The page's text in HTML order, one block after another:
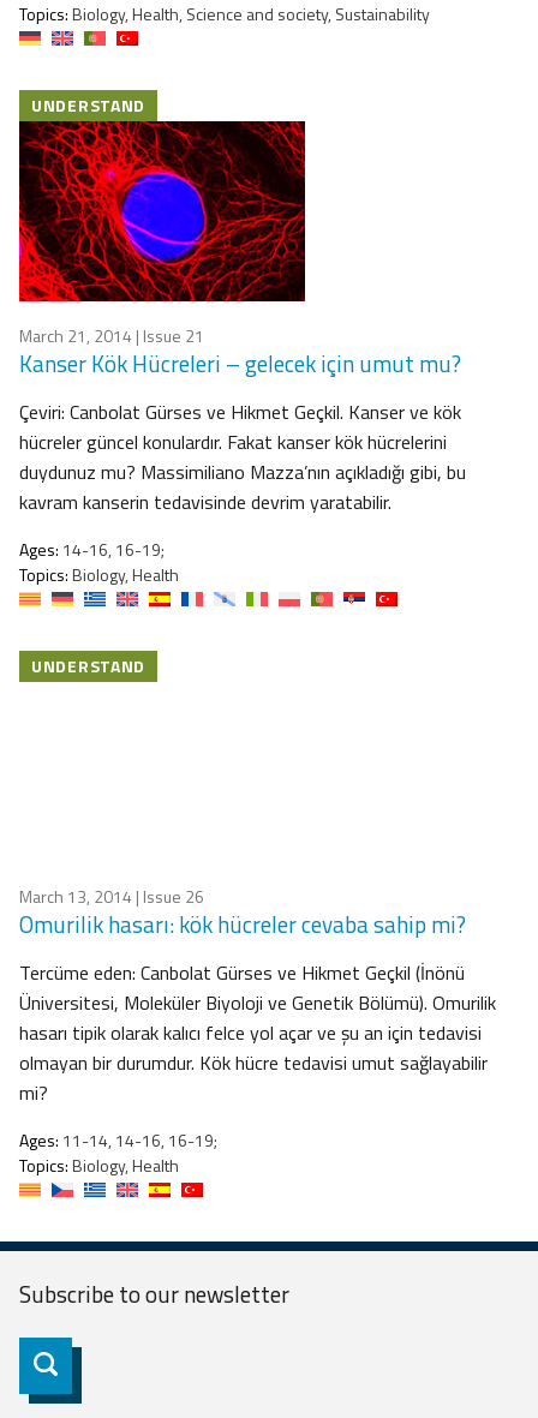
Topics:Biology, Health, Science and society, Sustainability
UNDERSTAND
March 21, 2014 | Issue 21
Kanser Kök Hücreleri – gelecek için umut mu?
Çeviri: Canbolat Gürses ve Hikmet Geçkil. Kanser ve kök
hücreler güncel konulardır. Fakat kanser kök hücrelerini
duydunuz mu? Massimiliano Mazza’nın açıkladığı gibi, bu
kavram kanserin tedavisinde devrim yaratabilir.
Ages: 14-16, 16-19;
Topics:Biology, Health
UNDERSTAND
March 13, 2014 | Issue 26
Omurilik hasarı: kök hücreler cevaba sahip mi?
Tercüme eden: Canbolat Gürses ve Hikmet Geçkil (İnönü
Üniversitesi, Moleküler Biyoloji ve Genetik Bölümü). Omurilik
hasarı tipik olarak kalıcı felce yol açar ve şu an için tedavisi
olmayan bir durumdur. Kök hücre tedavisi umut sağlayabilir
mi?
Ages: 11-14, 14-16, 16-19;
Topics:Biology, Health
Subscribe to ournewsletter
Subscribe